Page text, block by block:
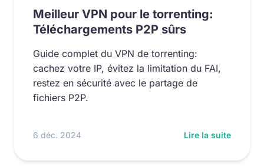
Meilleur VPN pour le torrenting:
Téléchargements P2P sûrs
Guide complet du VPN de torrenting:
cachez votre IP, évitez la limitation du FAI,
restez en sécurité avec le partage de
fichiers P2P.
6 déc. 2024 Lire la suite